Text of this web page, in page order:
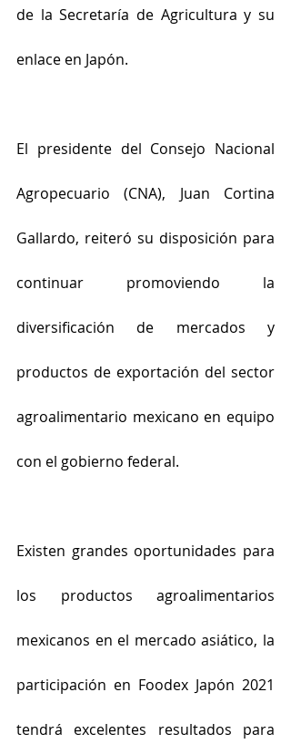
de la Secretaría de Agricultura y su
enlace en Japón.
El presidente del Consejo Nacional
Agropecuario (CNA), Juan Cortina
Gallardo, reiteró su disposición para
continuar promoviendo la
diversificación de mercados y
productos de exportación del sector
agroalimentario mexicano en equipo
con el gobierno federal.
Existen grandes oportunidades para
los productos agroalimentarios
mexicanos en el mercado asiático, la
participación en Foodex Japón 2021
tendrá excelentes resultados para